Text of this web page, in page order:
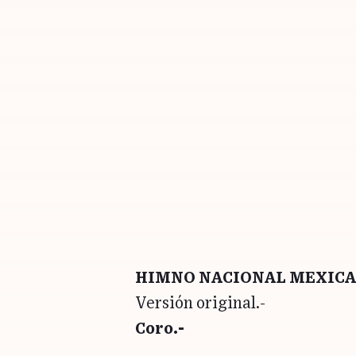
HIMNO NACIONAL
Versión original.-
Coro.-